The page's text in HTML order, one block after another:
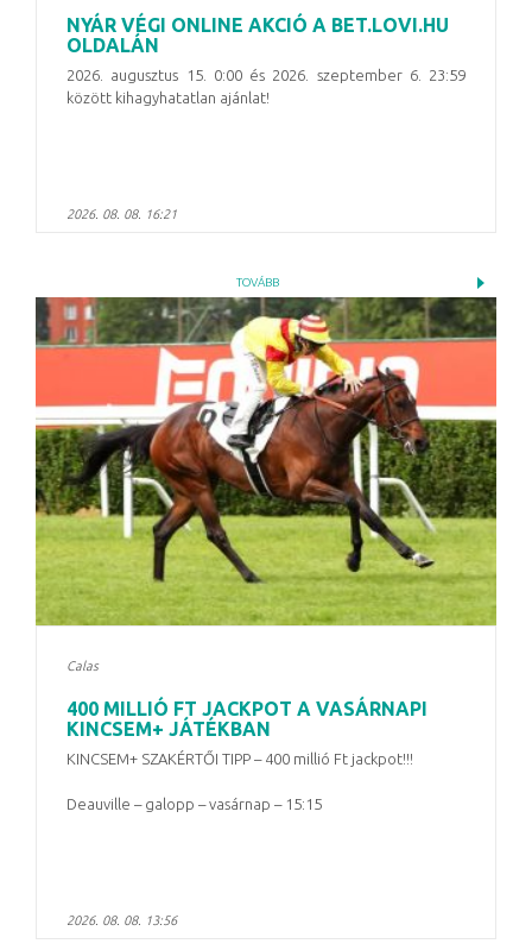
NYÁR VÉGI ONLINE AKCIÓ A BET.LOVI.HU
OLDALÁN
2026. augusztus 15. 0:00 és 2026. szeptember 6. 23:59
között kihagyhatatlan ajánlat!
2026. 08. 08. 16:21
TOVÁBB
Calas
400 MILLIÓ FT JACKPOT A VASÁRNAPI
KINCSEM+ JÁTÉKBAN
KINCSEM+ SZAKÉRTŐI TIPP – 400 millió Ft jackpot!!!
Deauville – galopp – vasárnap – 15:15
2026. 08. 08. 13:56